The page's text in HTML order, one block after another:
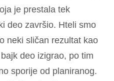
je prestala tek
deo završio. Hteli smo
neki sličan rezultat kao
deo izigrao, po tim
sporije od planiranog.